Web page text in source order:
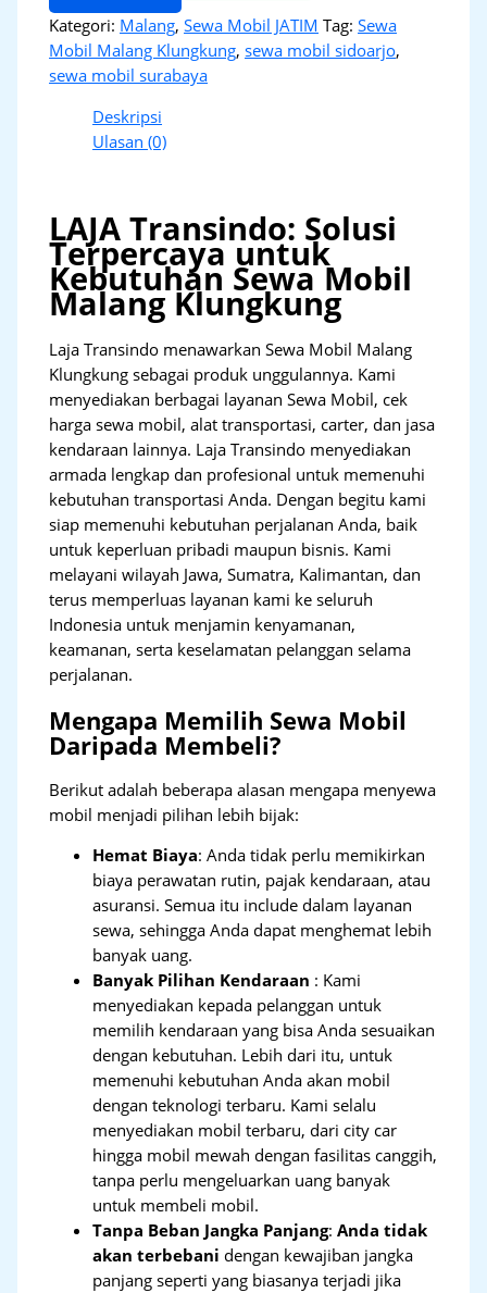
Kategori: Malang,Sewa Mobil JATIM Tag:Sewa
Mobil Malang Klungkung,sewa mobil sidoarjo,
sewa mobil surabaya
Deskripsi
Ulasan (0)
LAJA Transindo: Solusi
Terpercaya untuk
Kebutuhan Sewa Mobil
Malang Klungkung
Laja Transindo menawarkan Sewa Mobil Malang
Klungkung sebagai produk unggulannya. Kami
menyediakan berbagai layanan Sewa Mobil, cek
harga sewa mobil, alat transportasi, carter, dan jasa
kendaraan lainnya. Laja Transindo menyediakan
armada lengkap dan profesional untuk memenuhi
kebutuhan transportasi Anda. Dengan begitu kami
siap memenuhi kebutuhan perjalanan Anda, baik
untuk keperluan pribadi maupun bisnis. Kami
melayani wilayah Jawa, Sumatra, Kalimantan, dan
terus memperluas layanan kami ke seluruh
Indonesia untuk menjamin kenyamanan,
keamanan, serta keselamatan pelanggan selama
perjalanan.
Mengapa Memilih Sewa Mobil
Daripada Membeli?
Berikut adalah beberapa alasan mengapa menyewa
mobil menjadi pilihan lebih bijak:
Hemat Biaya: Anda tidak perlu memikirkan
biaya perawatan rutin, pajak kendaraan, atau
asuransi. Semua itu include dalam layanan
sewa, sehingga Anda dapat menghemat lebih
banyak uang.
Banyak Pilihan Kendaraan : Kami
menyediakan kepada pelanggan untuk
memilih kendaraan yang bisa Anda sesuaikan
dengan kebutuhan. Lebih dari itu, untuk
memenuhi kebutuhan Anda akan mobil
dengan teknologi terbaru. Kami selalu
menyediakan mobil terbaru, dari city car
hingga mobil mewah dengan fasilitas canggih,
tanpa perlu mengeluarkan uang banyak
untuk membeli mobil.
Tanpa Beban Jangka Panjang:Anda tidak
akan terbebani dengan kewajiban jangka
panjang seperti yang biasanya terjadi jika